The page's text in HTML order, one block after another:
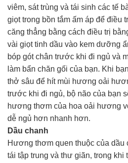
viêm, sát trùng và tái sinh các tế
giọt trong bồn tắm ấm áp để điều
căng thẳng bằng cách điều trị
vài giọt tinh dầu vào kem dưỡng
bóp gót chân trước khi đi ngủ và
làm bẩn chăn gối của bạn. Khi
thở sâu để hít mùi hương oải
trước khi đi ngủ, bộ não của bạn
hương thơm của hoa oải hương
dễ ngủ hơn nhanh hơn.
Dầu chanh
Hương thơm quen thuộc của dầu
tái tập trung và thư giãn, trong khi